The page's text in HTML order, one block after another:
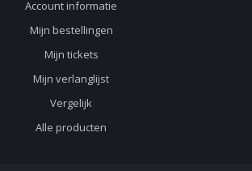
Account informatie
Mijn bestellingen
Mijn tickets
Mijn verlanglijst
Vergelijk
Alle producten